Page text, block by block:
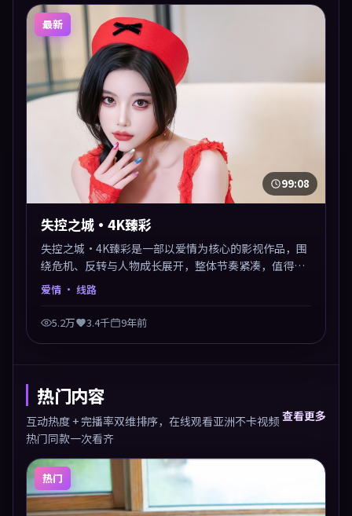
最新
99:08
失控之城·4K臻彩
失控之城·4K臻彩是一部以爱情为核心的影视作品，围
绕危机、反转与人物成长展开，整体节奏紧凑，值得推
荐观看。
爱情 · 线路
5.2万 3.4千 9年前
热门内容
互动热度 + 完播率双维排序，在线观看亚洲不卡视频
热门同款一次看齐
查看更多
热门